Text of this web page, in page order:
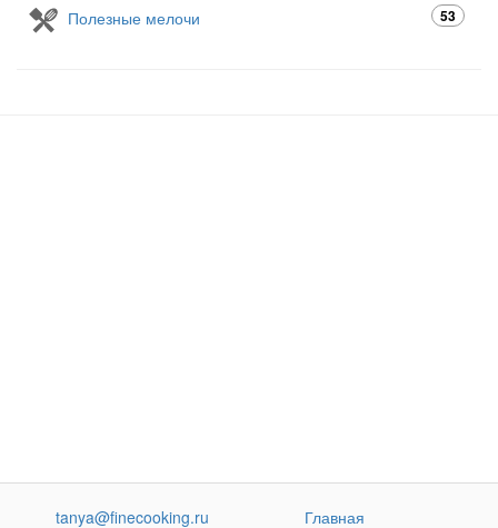
Полезные мелочи 53
tanya@finecooking.ru Главная